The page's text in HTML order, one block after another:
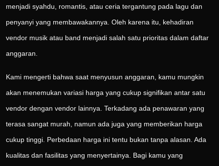
menjadi syahdu, romantis, atau ceria tergantung pada lagu dan
penyanyi yang membawakannya. Oleh karena itu, kehadiran
vendor musik atau band menjadi salah satu prioritas dalam daftar
anggaran.
Kami mengerti bahwa saat menyusun anggaran, kamu mungkin
akan menemukan variasi harga yang cukup signifikan antar satu
vendor dengan vendor lainnya. Terkadang ada penawaran yang
terasa sangat murah, namun ada juga yang memberikan harga
cukup tinggi. Perbedaan harga ini tentu bukan tanpa alasan. Ada
kualitas dan fasilitas yang menyertainya. Bagi kamu yang